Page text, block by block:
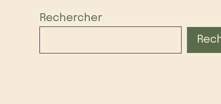
Rechercher